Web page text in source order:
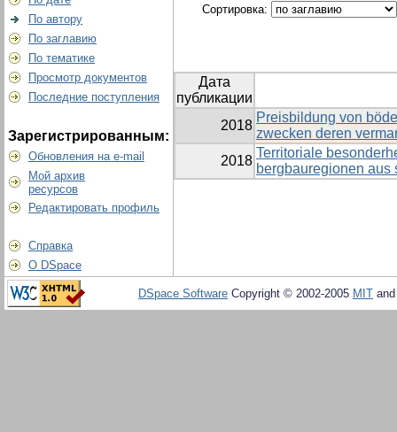
По автору
По заглавию
По тематике
Просмотр документов
Последние поступления
Зарегистрированным:
Обновления на e-mail
Мой архив
ресурсов
Редактировать профиль
Справка
О DSpace
Сортировка:
Дата
публикации
2018
Preisbildung von
zwecken deren
2018
Territoriale
bergbauregionen
DSpace Software Copyright © 2002-2005 MIT